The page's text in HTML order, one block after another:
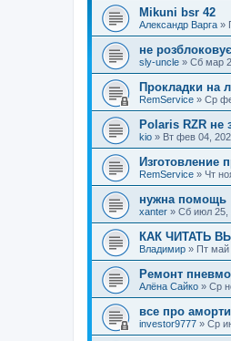
Mikuni bsr 42
Александр Варга »
не
sly-uncle » Сб мар
Прокладки на
RemService » Ср
Polaris RZR не
kio » Вт фев 04,
Изготовление
RemService » Чт
нужна помощь
xanter » Сб июл 25,
КАК ЧИТАТЬ
Владимир » Пт май
Ремонт
Алёна Сайко » Ср
все про
investor9777 » Ср